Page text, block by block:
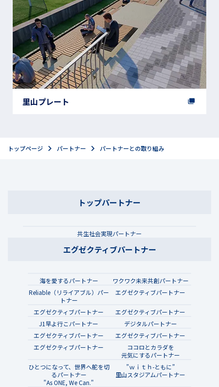
里山プレート
トップページ パートナー パートナーとの取り組み
トップパートナー
共生社会実現パートナー
エグゼクティブパートナー
海を愛するパートナー
ワクワク未来共創パートナー
Reliable（リライアブル）パー
トナー
エグゼクティブパートナー
エグゼクティブパートナー
エグゼクティブパートナー
J1早よ行こパートナー
デジタルパートナー
エグゼクティブパートナー
エグゼクティブパートナー
エグゼクティブパートナー
ココロとカラダを
元気にするパートナー
ひとつになって、世界へ舵を切
るパートナー
"As ONE, We Can."
”ｗｉｔｈ-ともに”
里山スタジアムパートナー